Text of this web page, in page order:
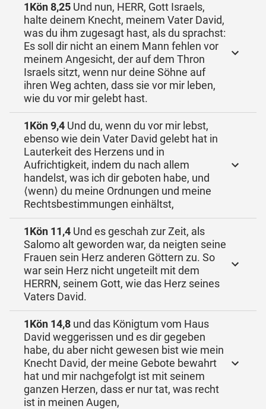
1Kön 8,25 Und nun, HERR, Gott Israels,
halte deinem Knecht, meinem Vater David,
was du ihm zugesagt hast, als du sprachst:
Es soll dir nicht an einem Mann fehlen vor
meinem Angesicht, der auf dem Thron
Israels sitzt, wenn nur deine Söhne auf
ihren Weg achten, dass sie vor mir leben,
wie du vor mir gelebt hast.
1Kön 9,4 Und du, wenn du vor mir lebst,
ebenso wie dein Vater David gelebt hat in
Lauterkeit des Herzens und in
Aufrichtigkeit, indem du nach allem
handelst, was ich dir geboten habe, und
⟨wenn⟩ du meine Ordnungen und meine
Rechtsbestimmungen einhältst,
1Kön 11,4 Und es geschah zur Zeit, als
Salomo alt geworden war, da neigten seine
Frauen sein Herz anderen Göttern zu. So
war sein Herz nicht ungeteilt mit dem
HERRN, seinem Gott, wie das Herz seines
Vaters David.
1Kön 14,8 und das Königtum vom Haus
David weggerissen und es dir gegeben
habe, du aber nicht gewesen bist wie mein
Knecht David, der meine Gebote bewahrt
hat und mir nachgefolgt ist mit seinem
ganzen Herzen, dass er nur tat, was recht
ist in meinen Augen,